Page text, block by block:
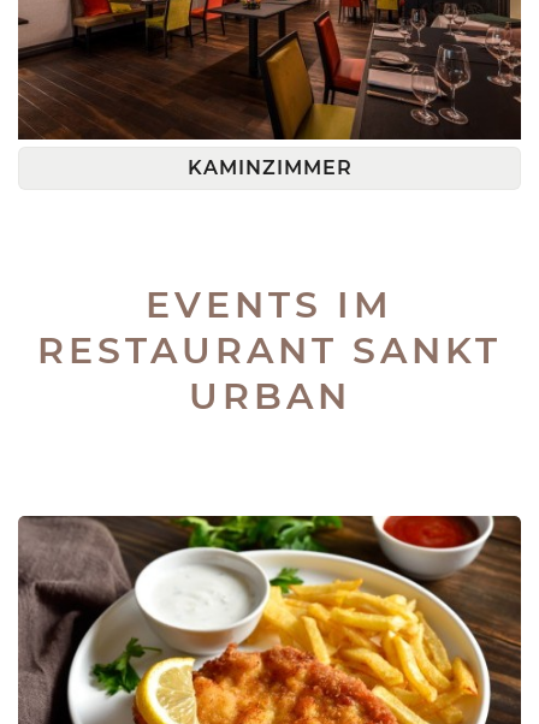
KAMINZIMMER
EVENTS IM
RESTAURANT SANKT
URBAN